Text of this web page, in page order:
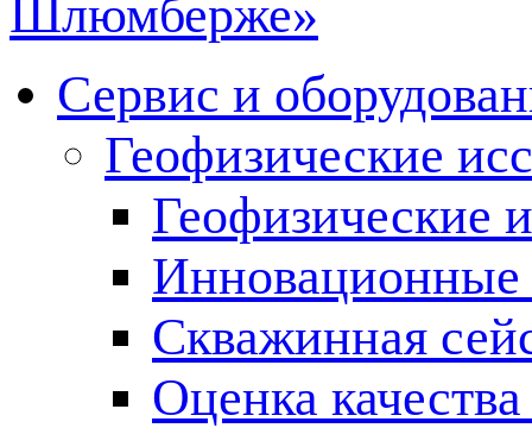
Сервис и
Геофизические
Геофизические
Инновационные
Скважинная
Оценка